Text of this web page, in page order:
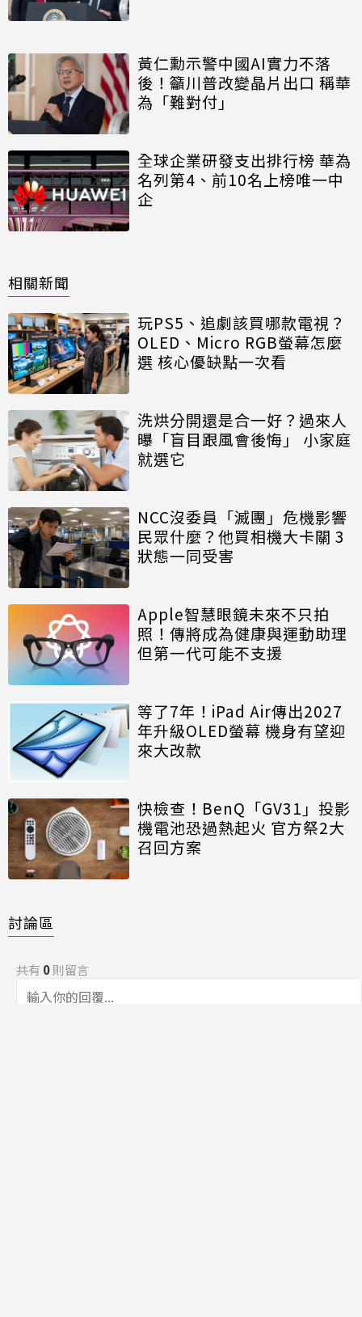
黃仁勳示警中國AI實力不落
後！籲川普改變晶片出口 稱華
為「難對付」
全球企業研發支出排行榜 華為
名列第4、前10名上榜唯一中
企
相關新聞
玩PS5、追劇該買哪款電視？
OLED、Micro RGB螢幕怎麼
選 核心優缺點一次看
洗烘分開還是合一好？過來人
曝「盲目跟風會後悔」 小家庭
就選它
NCC沒委員「滅團」危機影響
民眾什麼？他買相機大卡關 3
狀態一同受害
Apple智慧眼鏡未來不只拍
照！傳將成為健康與運動助理
但第一代可能不支援
等了7年！iPad Air傳出2027
年升級OLED螢幕 機身有望迎
來大改款
快檢查！BenQ「GV31」投影
機電池恐過熱起火 官方祭2大
召回方案
討論區
共有 0則留言